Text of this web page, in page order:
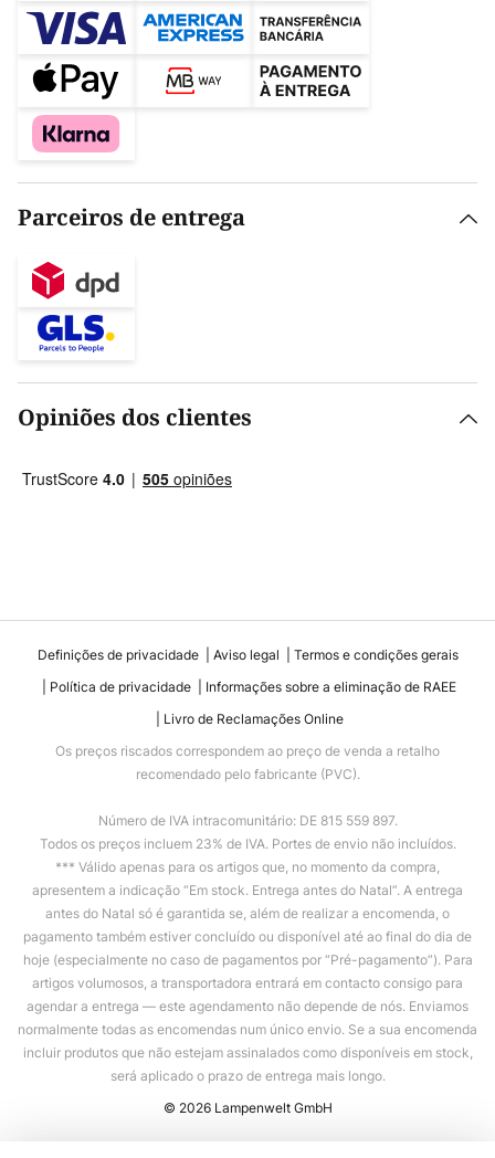
Parceiros de entrega
Opiniões dos clientes
Definições de privacidade Aviso legal
Termos e condições gerais
Política de privacidade
Informações sobre a eliminação de RAEE
Livro de Reclamações Online
Os preços riscados correspondem ao preço de venda a retalho
recomendado pelo fabricante (PVC).
Número de IVA intracomunitário: DE 815 559 897.
Todos os preços incluem 23% de IVA. Portes de envio não incluídos.
*** Válido apenas para os artigos que, no momento da compra,
apresentem a indicação “Em stock. Entrega antes do Natal”. A entrega
antes do Natal só é garantida se, além de realizar a encomenda, o
pagamento também estiver concluído ou disponível até ao final do dia de
hoje (especialmente no caso de pagamentos por “Pré-pagamento”). Para
artigos volumosos, a transportadora entrará em contacto consigo para
agendar a entrega — este agendamento não depende de nós. Enviamos
normalmente todas as encomendas num único envio. Se a sua encomenda
incluir produtos que não estejam assinalados como disponíveis em stock,
será aplicado o prazo de entrega mais longo.
© 2026 Lampenwelt GmbH